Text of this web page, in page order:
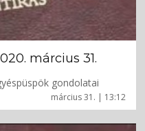
március 31. | 13:12
március 31.
gondolatai